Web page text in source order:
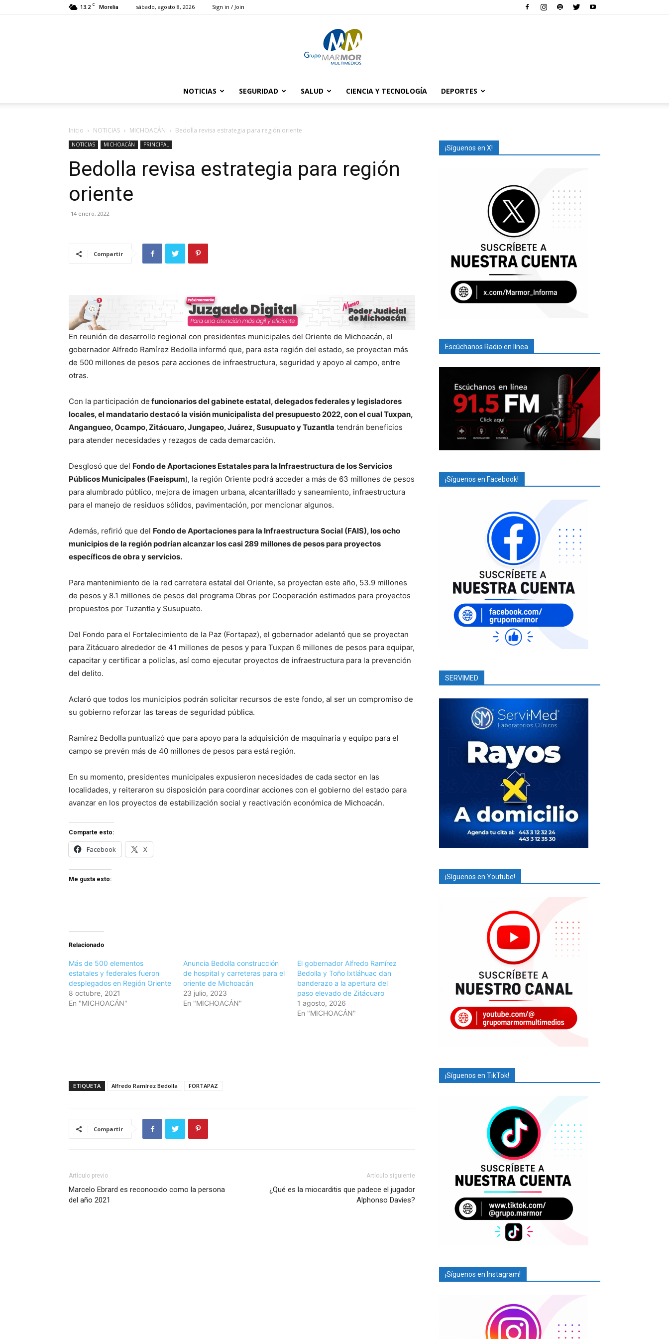
13.2 C Morelia sábado, agosto 8, 2026 Sign in / Join
Marmor
NOTICIAS SEGURIDAD SALUD CIENCIA Y TECNOLOGÍA DEPORTES
Inicio NOTICIAS MICHOACÁN Bedolla revisa estrategia para región oriente
NOTICIAS MICHOACÁN PRINCIPAL
Bedolla revisa estrategia para región
oriente
14 enero, 2022
Compartir
En reunión de desarrollo regional con presidentes municipales del Oriente de Michoacán, el
gobernador Alfredo Ramírez Bedolla informó que, para esta región del estado, se proyectan más
de 500 millones de pesos para acciones de infraestructura, seguridad y apoyo al campo, entre
otras.
Con la participación de funcionarios del gabinete estatal, delegados federales y legisladores
locales, el mandatario destacó la visión municipalista del presupuesto 2022, con el cual Tuxpan,
Angangueo, Ocampo, Zitácuaro, Jungapeo, Juárez, Susupuato y Tuzantla tendrán beneficios
para atender necesidades y rezagos de cada demarcación.
Desglosó que del Fondo de Aportaciones Estatales para la Infraestructura de los Servicios
Públicos Municipales (Faeispum), la región Oriente podrá acceder a más de 63 millones de pesos
para alumbrado público, mejora de imagen urbana, alcantarillado y saneamiento, infraestructura
para el manejo de residuos sólidos, pavimentación, por mencionar algunos.
Además, refirió que del Fondo de Aportaciones para la Infraestructura Social (FAIS), los ocho
municipios de la región podrían alcanzar los casi 289 millones de pesos para proyectos
específicos de obra y servicios.
Para mantenimiento de la red carretera estatal del Oriente, se proyectan este año, 53.9 millones
de pesos y 8.1 millones de pesos del programa Obras por Cooperación estimados para proyectos
propuestos por Tuzantla y Susupuato.
Del Fondo para el Fortalecimiento de la Paz (Fortapaz), el gobernador adelantó que se proyectan
para Zitácuaro alrededor de 41 millones de pesos y para Tuxpan 6 millones de pesos para equipar,
capacitar y certificar a policías, así como ejecutar proyectos de infraestructura para la prevención
del delito.
Aclaró que todos los municipios podrán solicitar recursos de este fondo, al ser un compromiso de
su gobierno reforzar las tareas de seguridad pública.
Ramírez Bedolla puntualizó que para apoyo para la adquisición de maquinaria y equipo para el
campo se prevén más de 40 millones de pesos para está región.
En su momento, presidentes municipales expusieron necesidades de cada sector en las
localidades, y reiteraron su disposición para coordinar acciones con el gobierno del estado para
avanzar en los proyectos de estabilización social y reactivación económica de Michoacán.
Comparte esto:
Facebook X
Me gusta esto:
Relacionado
Más de 500 elementos
estatales y federales fueron
desplegados en Región Oriente
8 octubre, 2021
En "MICHOACÁN"
Anuncia Bedolla construcción
de hospital y carreteras para el
oriente de Michoacán
23 julio, 2023
En "MICHOACÁN"
El gobernador Alfredo Ramírez
Bedolla y Toño Ixtláhuac dan
banderazo a la apertura del
paso elevado de Zitácuaro
1 agosto, 2026
En "MICHOACÁN"
ETIQUETA Alfredo Ramírez Bedolla FORTAPAZ
Compartir
Artículo previo
Marcelo Ebrard es reconocido como la persona
del año 2021
Artículo siguiente
¿Qué es la miocarditis que padece el jugador
Alphonso Davies?
¡Síguenos en X!
Escúchanos Radio en línea
¡Síguenos en Facebook!
SERVIMED
¡Síguenos en Youtube!
¡Síguenos en TikTok!
¡Síguenos en Instagram!